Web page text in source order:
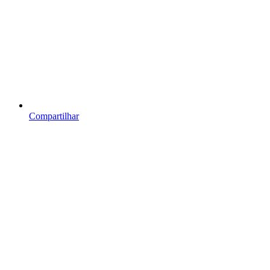
Compartilhar